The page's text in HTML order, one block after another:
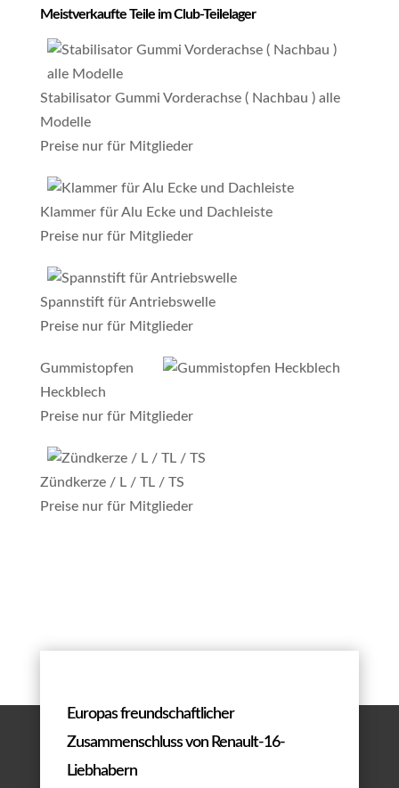
Meistverkaufte Teile im Club-Teilelager
Stabilisator Gummi Vorderachse ( Nachbau ) alle
Modelle
Preise nur für Mitglieder
Klammer für Alu Ecke und Dachleiste
Preise nur für Mitglieder
Spannstift für Antriebswelle
Preise nur für Mitglieder
Gummistopfen
Heckblech
Preise nur für Mitglieder
Zündkerze / L / TL / TS
Preise nur für Mitglieder
Europas freundschaftlicher
Zusammenschluss von Renault-16-
Liebhabern